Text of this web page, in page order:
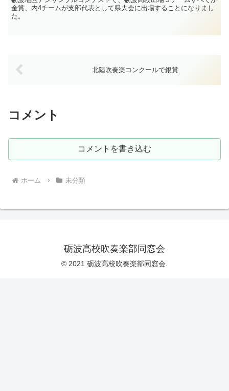
金賞、内4チームが支部代表として県大会に出場することになりまし
た。
北陸吹奏楽コンクールで銀賞
コメント
コメントを書き込む
ホーム 未分類
砺波高校吹奏楽部同窓会
© 2021 砺波高校吹奏楽部同窓会.